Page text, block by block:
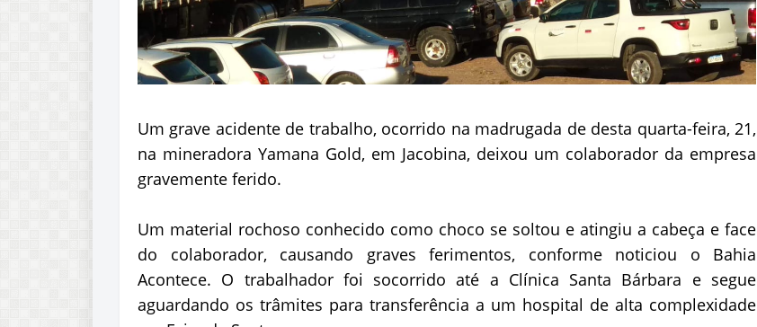
Um grave acidente de trabalho, ocorrido na madrugada de desta quarta-feira, 21,
na mineradora Yamana Gold, em Jacobina, deixou um colaborador da empresa
gravemente ferido.
Um material rochoso conhecido como choco se soltou e atingiu a cabeça e face
do colaborador, causando graves ferimentos, conforme noticiou o Bahia
Acontece. O trabalhador foi socorrido até a Clínica Santa Bárbara e segue
aguardando os trâmites para transferência a um hospital de alta complexidade